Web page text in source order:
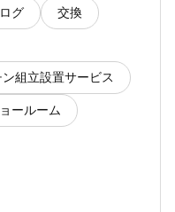
グ 交換
組立設置サービス
ールーム